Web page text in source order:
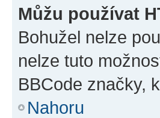
Můžu používat
Bohužel nelze
nelze tuto
BBCode značky,
Nahoru